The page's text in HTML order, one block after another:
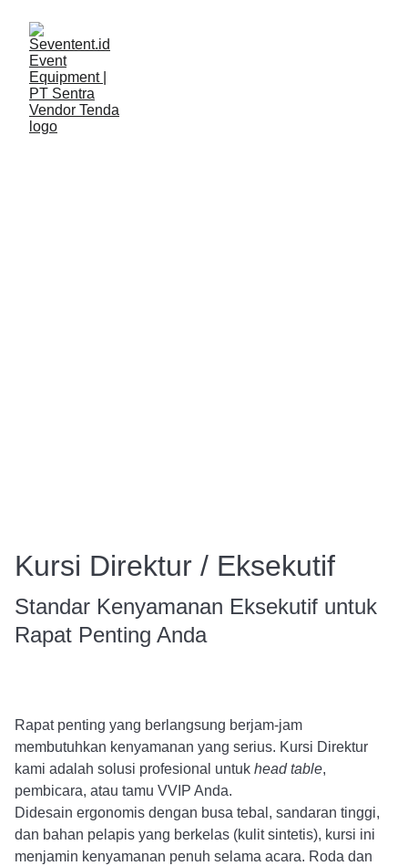
Kursi Direktur / Eksekutif
Standar Kenyamanan Eksekutif untuk
Rapat Penting Anda
Rapat penting yang berlangsung berjam-jam
membutuhkan kenyamanan yang serius. Kursi Direktur
kami adalah solusi profesional untuk head table,
pembicara, atau tamu VVIP Anda.
Didesain ergonomis dengan busa tebal, sandaran tinggi,
dan bahan pelapis yang berkelas (kulit sintetis), kursi ini
menjamin kenyamanan penuh selama acara. Roda dan